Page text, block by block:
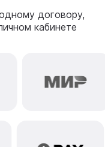
договору,
кабинете